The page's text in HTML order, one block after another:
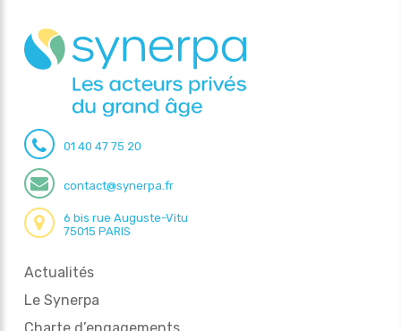
01 40 47 75 20
contact@synerpa.fr
6 bis rue Auguste-Vitu
75015 PARIS
Actualités
Le Synerpa